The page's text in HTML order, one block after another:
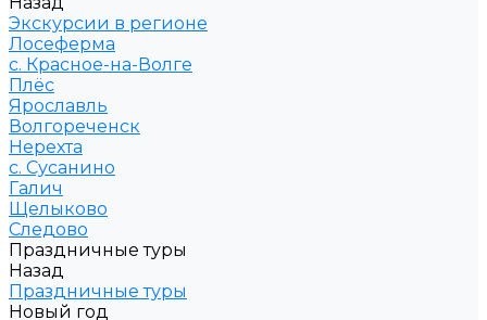
Экскурсии в регионе
Лосеферма
с. Красное-на-Волге
Плёс
Ярославль
Волгореченск
Нерехта
с. Сусанино
Галич
Щелыково
Следово
Праздничные туры
Назад
Праздничные туры
Новый год